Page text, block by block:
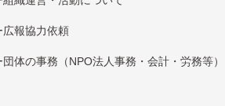
広報協⼒依頼
団体の事務（NPO法人事務・会計・労務等）